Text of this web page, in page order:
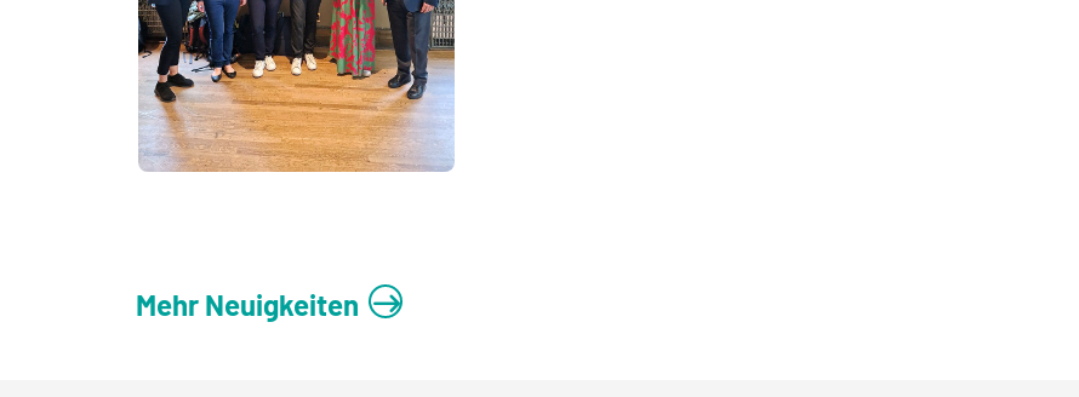
Mehr Neuigkeiten